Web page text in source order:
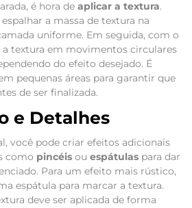
é hora de aplicar a textura.
a massa de textura na
uniforme. Em seguida, com o
a textura em movimentos circulares
do efeito desejado. É
pequenas áreas para garantir que
de ser finalizada.
e Detalhes
você pode criar efeitos adicionais
como pincéisou espátulaspara dar
Para um efeito mais rústico,
espátula para marcar a textura.
deve ser aplicada de forma